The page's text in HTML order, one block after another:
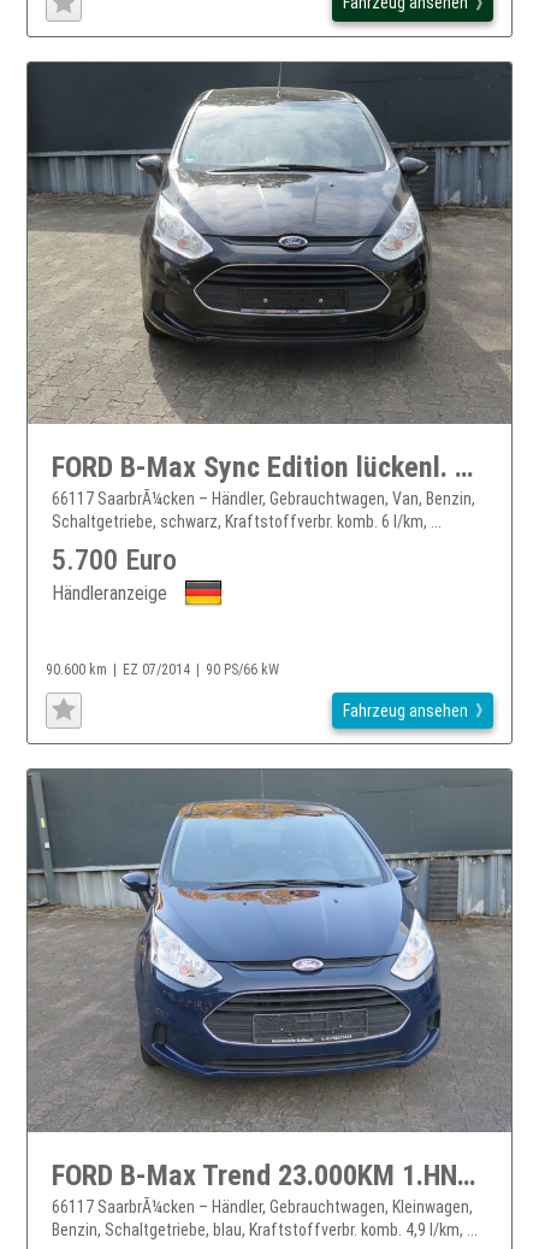
FORD B-Max Sync Edition lückenl. Scheckh.1.HND
66117 SaarbrÃ¼cken – Händler, Gebrauchtwagen, Van, Benzin,
Schaltgetriebe, schwarz, Kraftstoffverbr. komb. 6 l/km, ...
5.700 Euro
Händleranzeige
90.600 km EZ 07/2014 90 PS/66 kW
Fahrzeug ansehen
FORD B-Max Trend 23.000KM 1.HND TÜV Neu
66117 SaarbrÃ¼cken – Händler, Gebrauchtwagen, Kleinwagen,
Benzin, Schaltgetriebe, blau, Kraftstoffverbr. komb. 4,9 l/km, ...